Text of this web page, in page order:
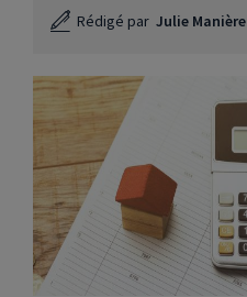
Rédigé par Julie Manière